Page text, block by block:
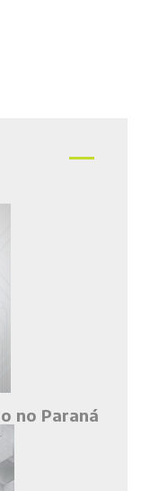
no Paraná